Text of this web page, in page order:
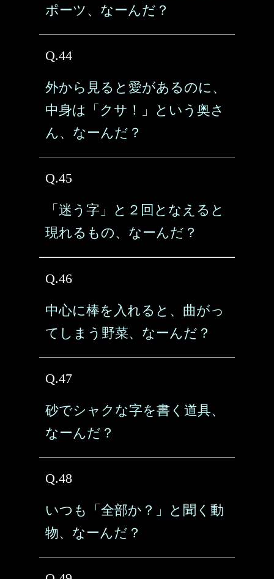
ポーツ、なーんだ？
Q.44
外から見ると愛があるのに、
中身は「クサ！」という奥さ
ん、なーんだ？
Q.45
「迷う字」と２回となえると
現れるもの、なーんだ？
Q.46
中心に棒を入れると、曲がっ
てしまう野菜、なーんだ？
Q.47
砂でシャクな字を書く道具、
なーんだ？
Q.48
いつも「全部か？」と聞く動
物、なーんだ？